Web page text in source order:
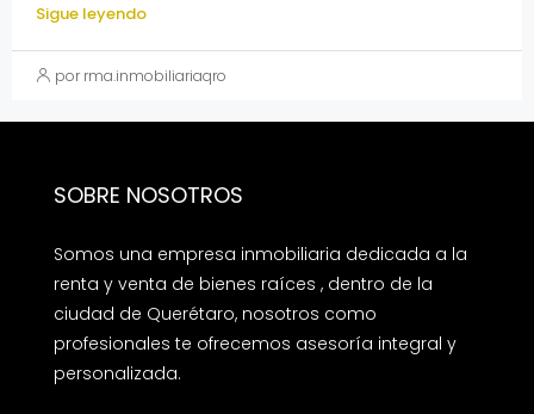
Sigue leyendo
por rma.inmobiliariaqro
SOBRE NOSOTROS
Somos una empresa inmobiliaria dedicada a la
renta y venta de bienes raíces , dentro de la
ciudad de Querétaro, nosotros como
profesionales te ofrecemos asesoría integral y
personalizada.